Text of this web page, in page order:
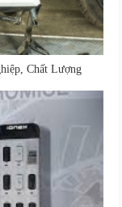
Chất Lượng